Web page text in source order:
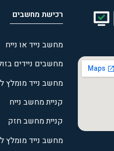
רכישת מחשבים
מחשב נייד או נייח
מחשבים ניידים
מחשב נייד מומלץ
קניית מחשב נייח
קניית מחשב חזק
מחשב נייד מומלץ